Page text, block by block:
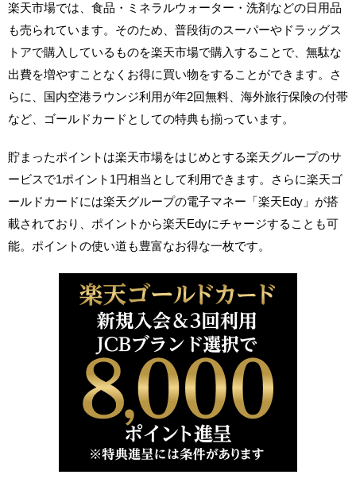
楽天市場では、食品・ミネラルウォーター・洗剤などの日用品
も売られています。そのため、普段街のスーパーやドラッグス
トアで購入しているものを楽天市場で購入することで、無駄な
出費を増やすことなくお得に買い物をすることができます。さ
らに、国内空港ラウンジ利用が年2回無料、海外旅行保険の付帯
など、ゴールドカードとしての特典も揃っています。
貯まったポイントは楽天市場をはじめとする楽天グループのサ
ービスで1ポイント1円相当として利用できます。さらに楽天ゴ
ールドカードには楽天グループの電子マネー「楽天Edy」が搭
載されており、ポイントから楽天Edyにチャージすることも可
能。ポイントの使い道も豊富なお得な一枚です。